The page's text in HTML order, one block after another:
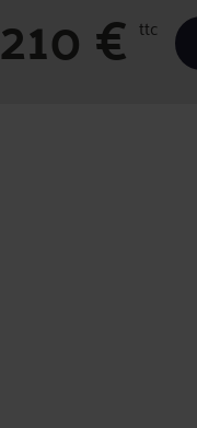
210€ ttc